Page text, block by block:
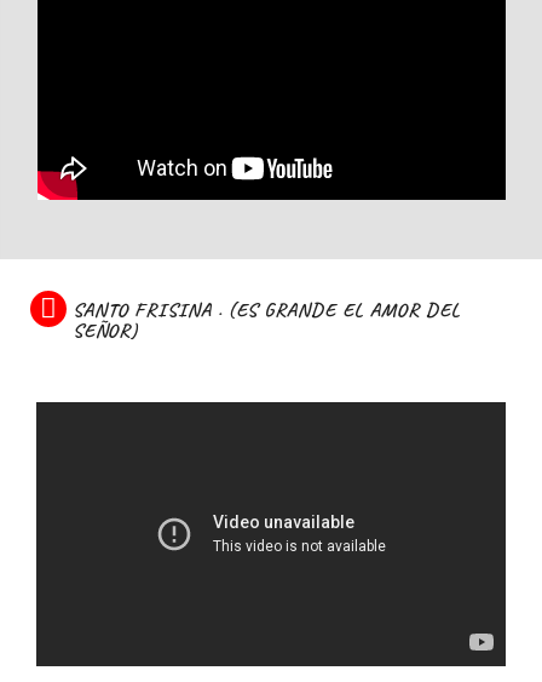
SANTO FRISINA . (ES GRANDE EL AMOR DEL
SEÑOR)